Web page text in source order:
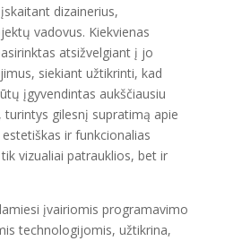
dizainerius,
vadovus. Kiekvienas
atsižvelgiant į jo
siekiant užtikrinti, kad
įgyvendintas aukščiausiu
turintys gilesnį supratimą apie
ir funkcionalias
vizualiai patrauklios, bet ir
įvairiomis programavimo
technologijomis, užtikrina,